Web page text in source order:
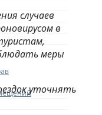
случаев
в
меры
уточнять